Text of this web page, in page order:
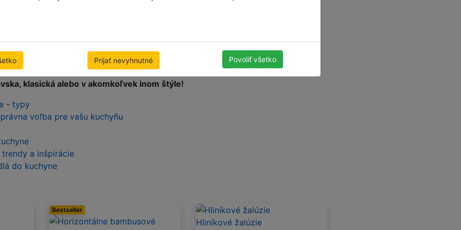
Prijať nevyhnutné Povoliť všetko
dlhodobý a nerušený výkon. Zatienia vaše okná a zároveň poskytujú
súkromia
mieru z prírodného dreva alebo bambusu, alebo umelé žalúzie z hliníka, v
žalúzie urobia z vašej kuchyne štýlové a jedinečné miesto. Všetky naše
dajú nakonfigurovať tak, aby sa hodili do vášho interiéru - či už je vaša kuchyňa
klasická alebo v akomkoľvek inom štýle!
- typy
voľba pre vašu kuchyňu
a inšpirácie
do kuchyne
Bestseller
Hliníkové žalúzie